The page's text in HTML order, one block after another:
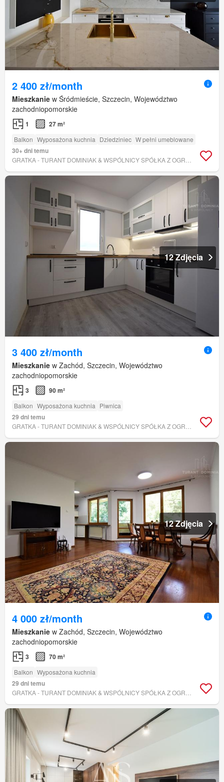
2 400 zł/month
Mieszkanie w Śródmieście, Szczecin, Województwo
zachodniopomorskie
1 27 m²
Balkon Wyposażona kuchnia Dziedziniec W pełni umeblowane
30+ dni temu
12 Zdjęcia
3 400 zł/month
Mieszkanie w Zachód, Szczecin, Województwo
zachodniopomorskie
3 90 m²
Balkon Wyposażona kuchnia Piwnica
29 dni temu
12 Zdjęcia
4 000 zł/month
Mieszkanie w Zachód, Szczecin, Województwo
zachodniopomorskie
3 70 m²
Balkon Wyposażona kuchnia
29 dni temu